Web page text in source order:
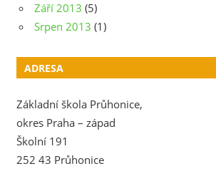
Září 2013 (5)
Srpen 2013 (1)
ADRESA
Základní škola Průhonice,
okres Praha – západ
Školní 191
252 43 Průhonice